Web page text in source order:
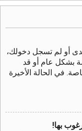
أو لم تسجل دخولك،
بشكل عام أو قد
في الحالة الأخيرة
بها!